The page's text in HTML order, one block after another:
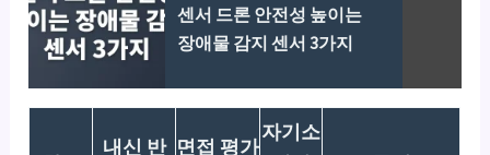
센서 드론 안전성 높이는
장애물 감지 센서 3가지
내신 반 면접 평가
자기소